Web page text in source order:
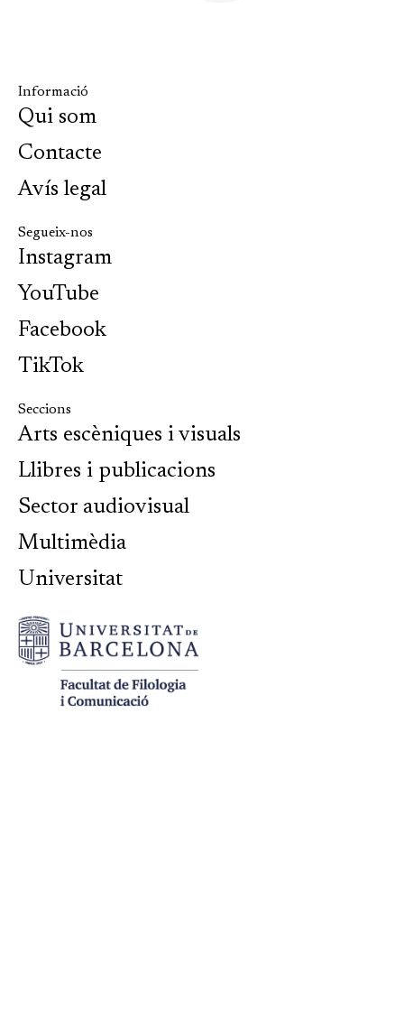
Informació
Qui som
Contacte
Avís legal
Segueix-nos
Instagram
YouTube
Facebook
TikTok
Seccions
Arts escèniques i visuals
Llibres i publicacions
Sector audiovisual
Multimèdia
Universitat